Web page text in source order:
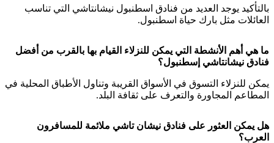
بالتأكيد يوجد العديد من فنادق اسطنبول نيشانتاشي التي تناسب
العائلات مثل بارك حياة اسطنبول.
ما هي أهم الأنشطة التي يمكن للنزلاء القيام بها بالقرب من أفضل
فنادق نيشانتاشي إسطنبول؟
يمكن للنزلاء التسوق في الأسواق القريبة وتناول الأطباق المحلية في
المطاعم المجاورة والتعرف على ثقافة البلد.
هل يمكن العثور على فنادق نيشان تاشي ملائمة للمسافرون
العرب؟